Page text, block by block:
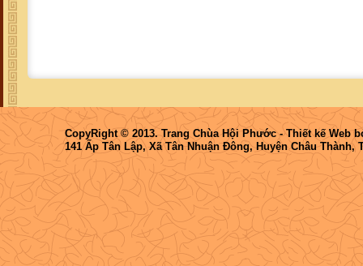
CopyRight © 2013. Trang Chùa Hội Phước -Thiết kế Web
141 Ấp Tân Lập, Xã Tân Nhuận Đông, Huyện Châu Thành,